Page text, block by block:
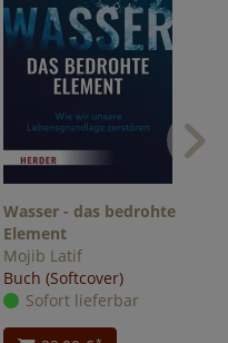
Wasser - das bedrohte
Element
Mojib Latif
Buch (Softcover)
Sofort lieferbar